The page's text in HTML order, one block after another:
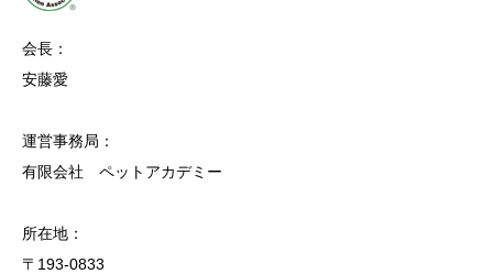
会長：
安藤愛
運営事務局：
有限会社 ペットアカデミー
所在地：
〒193-0833